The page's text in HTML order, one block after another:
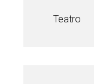
Teatro